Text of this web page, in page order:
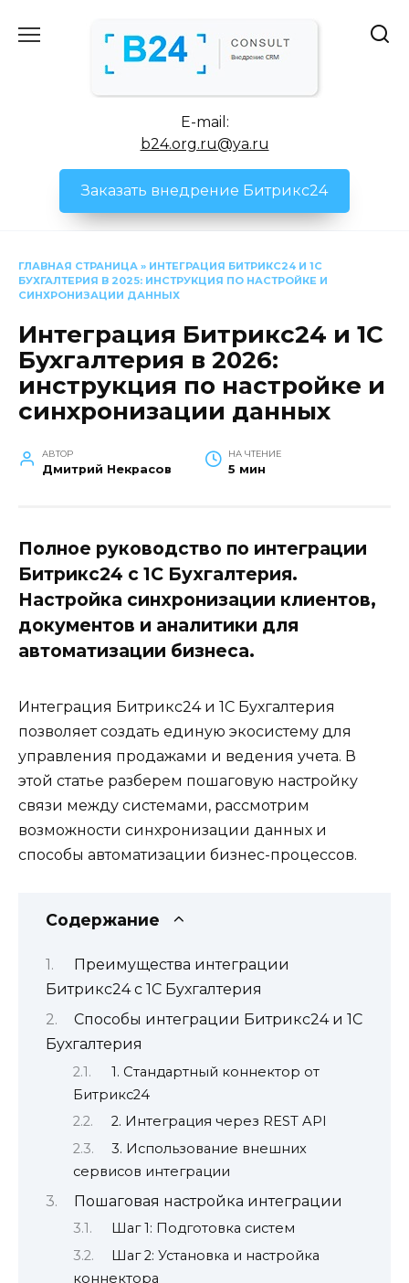
E-mail:
b24.org.ru@ya.ru
Заказать внедрение Битрикс24
ГЛАВНАЯ СТРАНИЦА » ИНТЕГРАЦИЯ БИТРИКС24 И 1С
БУХГАЛТЕРИЯ В 2025: ИНСТРУКЦИЯ ПО НАСТРОЙКЕ И
СИНХРОНИЗАЦИИ ДАННЫХ
Интеграция Битрикс24 и 1С
Бухгалтерия в 2026:
инструкция по настройке и
синхронизации данных
АВТОР
Дмитрий Некрасов
НА ЧТЕНИЕ
5 мин
Полное руководство по интеграции
Битрикс24 с 1С Бухгалтерия.
Настройка синхронизации клиентов,
документов и аналитики для
автоматизации бизнеса.
Интеграция Битрикс24 и 1С Бухгалтерия
позволяет создать единую экосистему для
управления продажами и ведения учета. В
этой статье разберем пошаговую настройку
связи между системами, рассмотрим
возможности синхронизации данных и
способы автоматизации бизнес-процессов.
Содержание
Преимущества интеграции
Битрикс24 с 1С Бухгалтерия
Способы интеграции Битрикс24 и 1С
Бухгалтерия
1. Стандартный коннектор от
Битрикс24
2. Интеграция через REST API
3. Использование внешних
сервисов интеграции
Пошаговая настройка интеграции
Шаг 1: Подготовка систем
Шаг 2: Установка и настройка
коннектора